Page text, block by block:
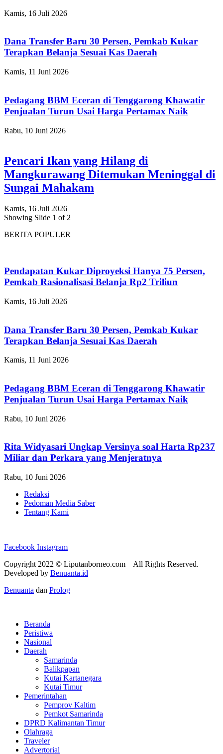
Kamis, 16 Juli 2026
Dana Transfer Baru 30 Persen, Pemkab Kukar
Terapkan Belanja Sesuai Kas Daerah
Kamis, 11 Juni 2026
Pedagang BBM Eceran di Tenggarong Khawatir
Penjualan Turun Usai Harga Pertamax Naik
Rabu, 10 Juni 2026
Pencari Ikan yang Hilang di
Mangkurawang Ditemukan Meninggal di
Sungai Mahakam
Kamis, 16 Juli 2026
Showing Slide 1 of 2
BERITA POPULER
Pendapatan Kukar Diproyeksi Hanya 75 Persen,
Pemkab Rasionalisasi Belanja Rp2 Triliun
Kamis, 16 Juli 2026
Dana Transfer Baru 30 Persen, Pemkab Kukar
Terapkan Belanja Sesuai Kas Daerah
Kamis, 11 Juni 2026
Pedagang BBM Eceran di Tenggarong Khawatir
Penjualan Turun Usai Harga Pertamax Naik
Rabu, 10 Juni 2026
Rita Widyasari Ungkap Versinya soal Harta Rp237
Miliar dan Perkara yang Menjeratnya
Rabu, 10 Juni 2026
Redaksi
Pedoman Media Saber
Tentang Kami
Facebook Instagram
Copyright 2022 © Liputanborneo.com – All Rights Reserved.
Developed by Benuanta.id
Benuanta dan Prolog
Beranda
Peristiwa
Nasional
Daerah
Samarinda
Balikpapan
Kutai Kartanegara
Kutai Timur
Pemerintahan
Pemprov Kaltim
Pemkot Samarinda
DPRD Kalimantan Timur
Olahraga
Traveler
Advertorial